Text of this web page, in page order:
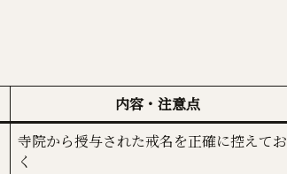
内容・注意点
寺院から授与された戒名を正確に控えてお
く